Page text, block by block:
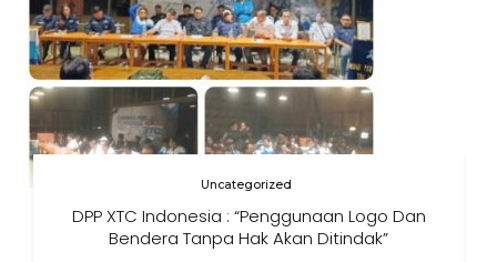
Uncategorized
DPP XTC Indonesia : “Penggunaan Logo Dan
Bendera Tanpa Hak Akan Ditindak”